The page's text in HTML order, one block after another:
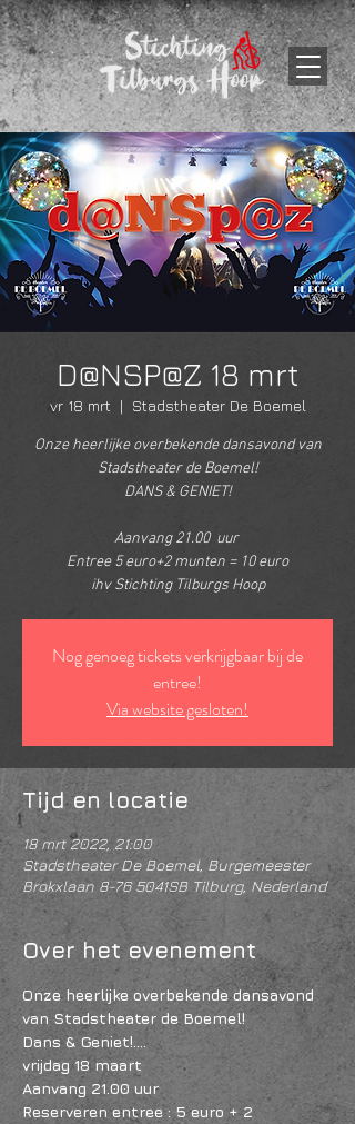
D@NSP@Z 18 mrt
vr 18 mrt
  |
Stadstheater De Boemel
Onze heerlijke overbekende dansavond van
Stadstheater de Boemel!
DANS & GENIET!
Aanvang 21.00 uur
Entree 5 euro+2 munten = 10 euro
ihv Stichting Tilburgs Hoop
Nog genoeg tickets verkrijgbaar bij de
entree!
Via website gesloten!
Tijd en locatie
18 mrt 2022, 21:00
Stadstheater De Boemel, Burgemeester
Brokxlaan 8-76 5041SB Tilburg, Nederland
Over het evenement
Onze heerlijke overbekende dansavond
van Stadstheater de Boemel!
Dans & Geniet!....
vrijdag 18 maart
Aanvang 21.00 uur
Reserveren entree : 5 euro + 2